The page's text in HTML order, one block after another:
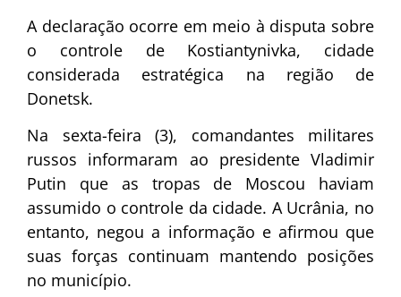
A declaração ocorre em meio à disputa sobre
o controle de Kostiantynivka, cidade
considerada estratégica na região de
Donetsk.
Na sexta-feira (3), comandantes militares
russos informaram ao presidente Vladimir
Putin que as tropas de Moscou haviam
assumido o controle da cidade. A Ucrânia, no
entanto, negou a informação e afirmou que
suas forças continuam mantendo posições
no município.